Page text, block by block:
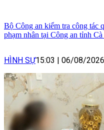
Bộ Công an kiểm tra công tác
phạm nhân tại Công an tỉnh
HÌNH SỰ15:03 | 06/08/2026